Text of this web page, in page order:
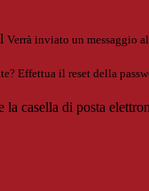
Verrà inviato un messaggio
Effettua il reset della
casella di posta